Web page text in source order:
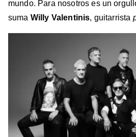
mundo. Para nosotros es un
suma Willy Valentinis, guitarrista